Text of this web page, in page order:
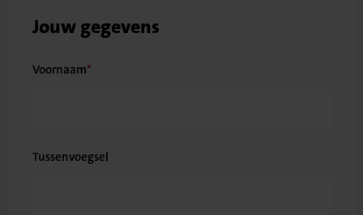
Jouw gegevens
Voornaam
Tussenvoegsel